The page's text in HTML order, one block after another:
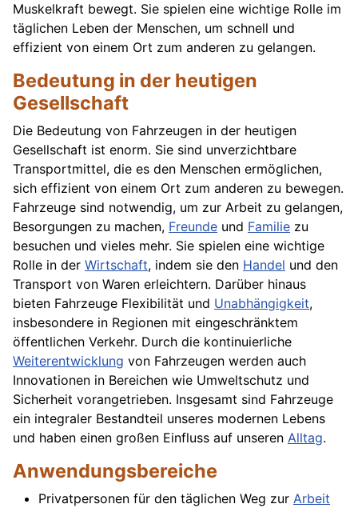
Muskelkraft bewegt. Sie spielen eine wichtige Rolle im
täglichen Leben der Menschen, um schnell und
effizient von einem Ort zum anderen zu gelangen.
Bedeutung in der heutigen
Gesellschaft
Die Bedeutung von Fahrzeugen in der heutigen
Gesellschaft ist enorm. Sie sind unverzichtbare
Transportmittel, die es den Menschen ermöglichen,
sich effizient von einem Ort zum anderen zu bewegen.
Fahrzeuge sind notwendig, um zur Arbeit zu gelangen,
Besorgungen zu machen, Freunde und Familie zu
besuchen und vieles mehr. Sie spielen eine wichtige
Rolle in der Wirtschaft, indem sie den Handel und den
Transport von Waren erleichtern. Darüber hinaus
bieten Fahrzeuge Flexibilität und Unabhängigkeit,
insbesondere in Regionen mit eingeschränktem
öffentlichen Verkehr. Durch die kontinuierliche
Weiterentwicklung von Fahrzeugen werden auch
Innovationen in Bereichen wie Umweltschutz und
Sicherheit vorangetrieben. Insgesamt sind Fahrzeuge
ein integraler Bestandteil unseres modernen Lebens
und haben einen großen Einfluss auf unseren Alltag.
Anwendungsbereiche
Privatpersonen für den täglichen Weg zur Arbeit